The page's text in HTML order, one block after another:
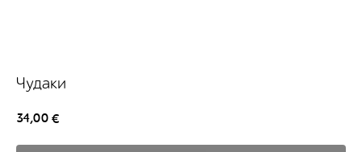
Чудаки
34,00 €